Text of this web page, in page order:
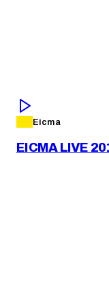
Eicma
EICMA LIVE